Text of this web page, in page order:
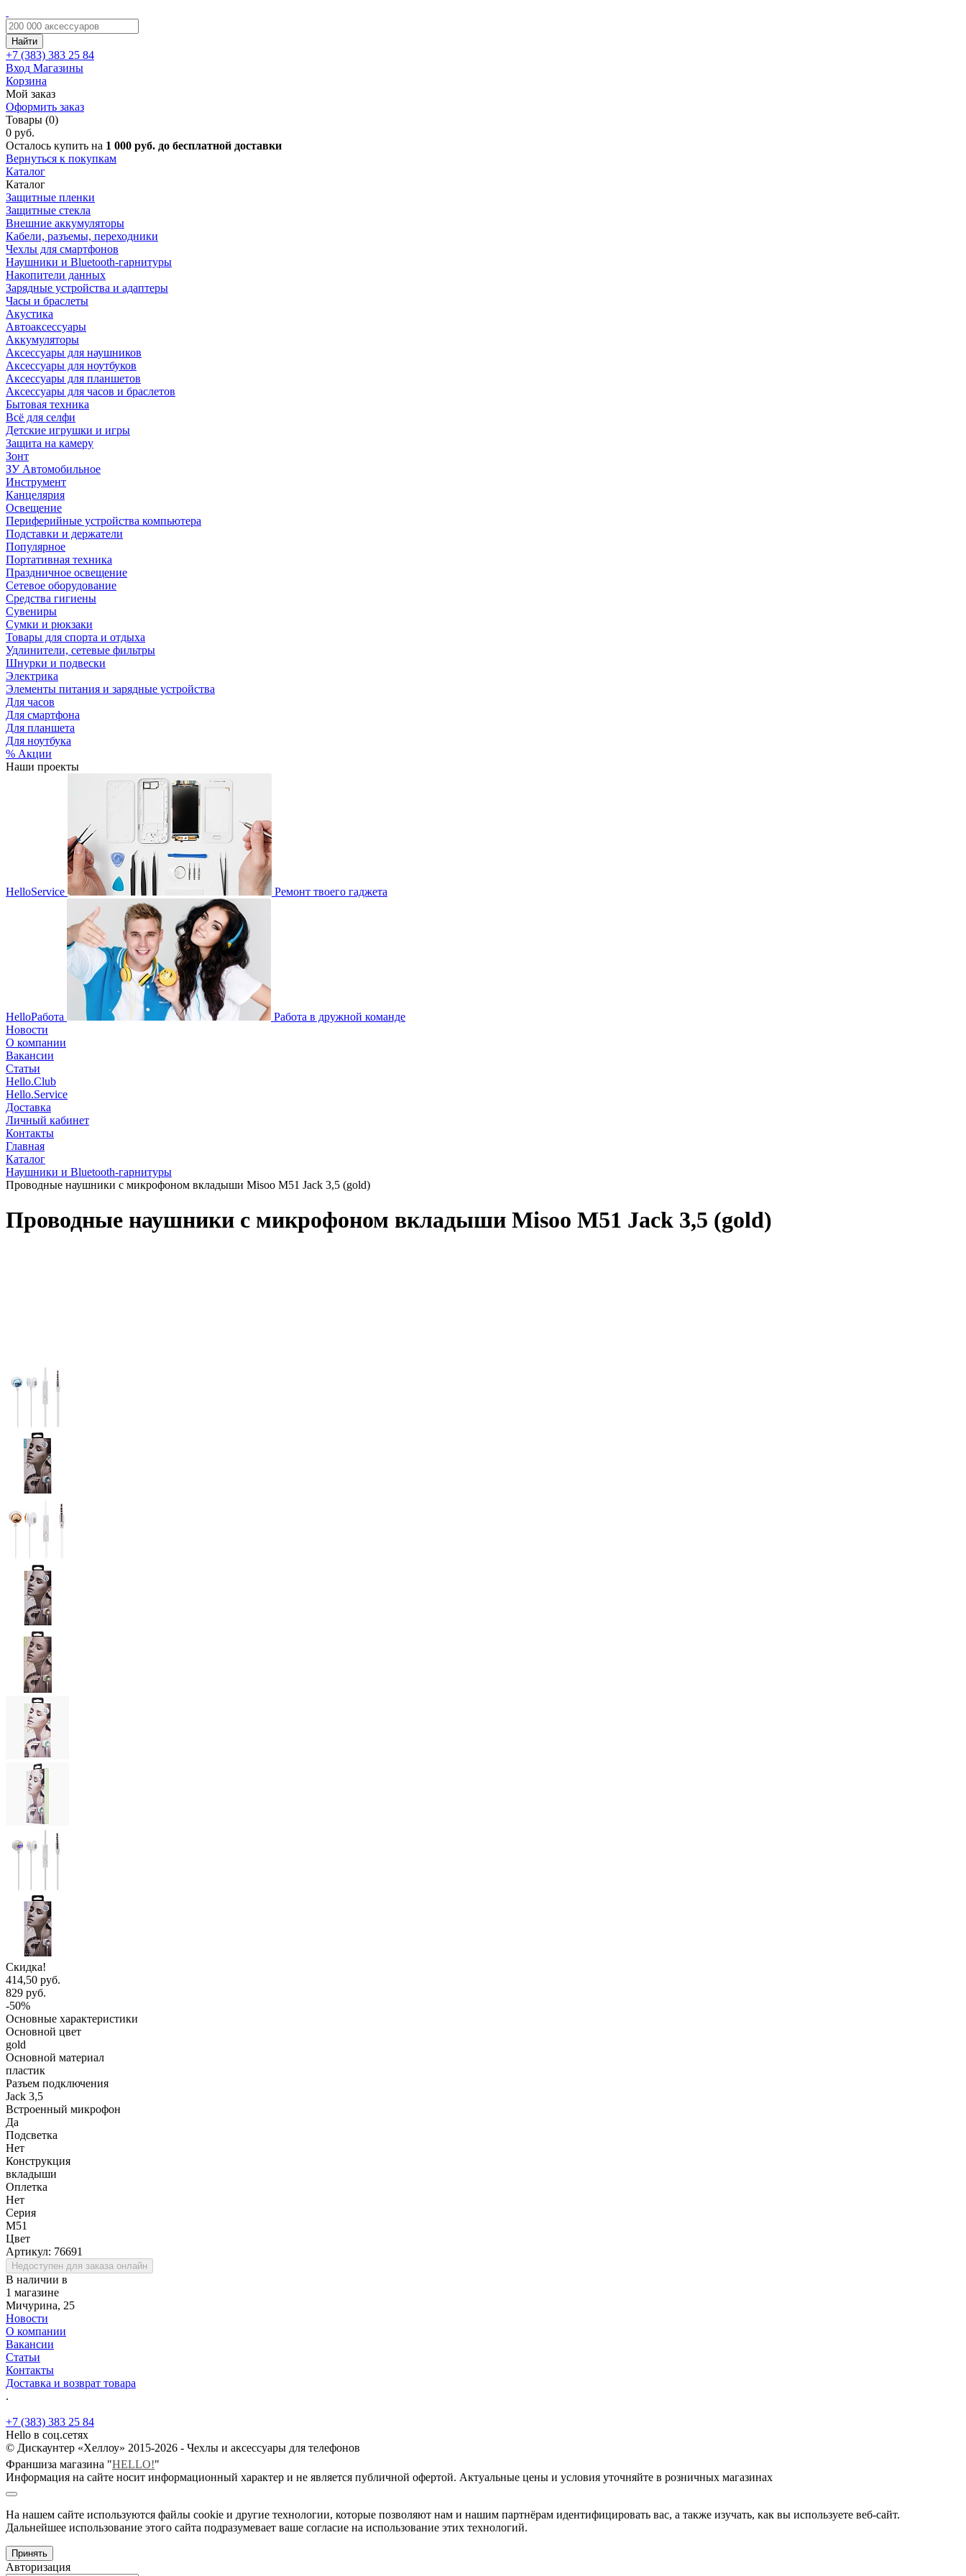
Найти
+7 (383) 383 25 84
Вход Магазины
Корзина
Мой заказ
Оформить заказ
Товары (0)
0 руб.
Осталось купить на 1 000 руб. до бесплатной доставки
Вернуться к покупкам
Каталог
Каталог
Защитные пленки
Защитные стекла
Внешние аккумуляторы
Кабели, разъемы, переходники
Чехлы для смартфонов
Наушники и Bluetooth-гарнитуры
Накопители данных
Зарядные устройства и адаптеры
Часы и браслеты
Акустика
Автоаксессуары
Аккумуляторы
Аксессуары для наушников
Аксессуары для ноутбуков
Аксессуары для планшетов
Аксессуары для часов и браслетов
Бытовая техника
Всё для селфи
Детские игрушки и игры
Защита на камеру
Зонт
ЗУ Автомобильное
Инструмент
Канцелярия
Освещение
Периферийные устройства компьютера
Подставки и держатели
Популярное
Портативная техника
Праздничное освещение
Сетевое оборудование
Средства гигиены
Сувениры
Сумки и рюкзаки
Товары для спорта и отдыха
Удлинители, сетевые фильтры
Шнурки и подвески
Электрика
Элементы питания и зарядные устройства
Для часов
Для смартфона
Для планшета
Для ноутбука
% Акции
Наши проекты
HelloService Ремонт твоего гаджета
HelloРабота
Работа в дружной команде
Новости
О компании
Вакансии
Статьи
Hello.Club
Hello.Service
Доставка
Личный кабинет
Контакты
Главная
Каталог
Наушники и Bluetooth-гарнитуры
Проводные наушники с микрофоном вкладыши Misoo M51 Jack 3,5 (gold)
Проводные наушники с микрофоном вкладыши Misoo M51 Jack 3,5 (gold)
Скидка!
414,50 руб.
829 руб.
-50%
Основные характеристики
Основной цвет
gold
Основной материал
пластик
Разъем подключения
Jack 3,5
Встроенный микрофон
Да
Подсветка
Нет
Конструкция
вкладыши
Оплетка
Нет
Серия
M51
Цвет
Артикул: 76691
Недоступен для заказа онлайн
В наличии в
1 магазине
Мичурина, 25
Новости
О компании
Вакансии
Статьи
Контакты
Доставка и возврат товара
.
+7 (383) 383 25 84
Hello в соц.сетях
© Дискаунтер «Хеллоу» 2015-2026 - Чехлы и аксессуары для телефонов
Франшиза магазина "HELLO!"
Информация на сайте носит информационный характер и не является публичной офертой. Актуальные цены и условия уточняйте в розничных магазинах
На нашем сайте используются файлы cookie и другие технологии, которые позволяют нам и нашим партнёрам идентифицировать вас, а также изучать, как вы используете веб-сайт.
Дальнейшее использование этого сайта подразумевает ваше согласие на использование этих технологий.
Принять
Авторизация